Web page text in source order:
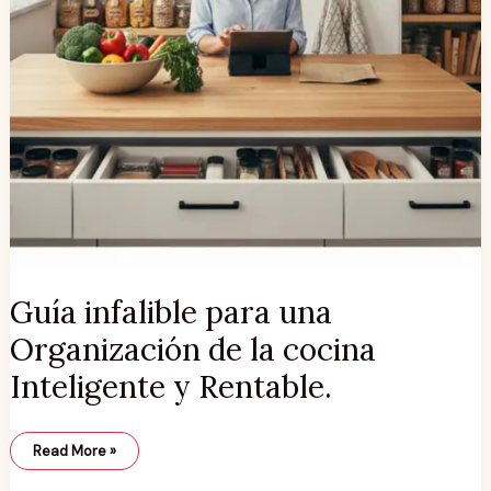
Guía infalible para una
Organización de la cocina
Inteligente y Rentable.
Read More »